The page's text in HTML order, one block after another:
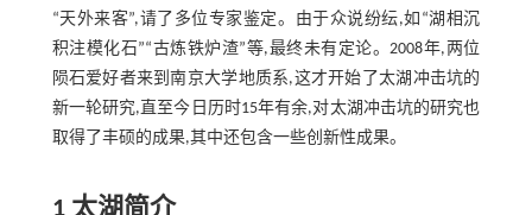
“天外来客”,请了多位专家鉴定。由于众说纷纭,如“湖相沉
积注模化石”“古炼铁炉渣”等,最终未有定论。2008年,两位
陨石爱好者来到南京大学地质系,这才开始了太湖冲击坑的
新一轮研究,直至今日历时15年有余,对太湖冲击坑的研究也
取得了丰硕的成果,其中还包含一些创新性成果。